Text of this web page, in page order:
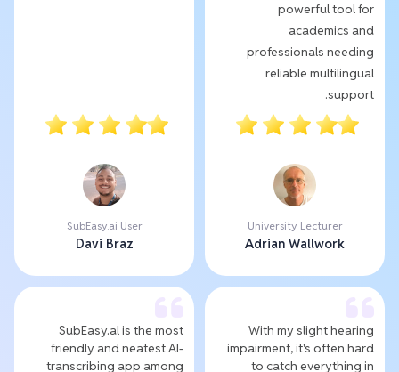
powerful tool for
academics and
professionals needing
reliable multilingual
support.
University Lecturer
Adrian Wallwork
SubEasy.ai User
Davi Braz
With my slight hearing
impairment, it's often hard
to catch everything in
SubEasy.al is the most
friendly and neatest AI-
transcribing app among